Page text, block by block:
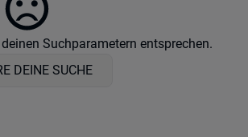
Suchparametern entsprechen.
DEINE SUCHE